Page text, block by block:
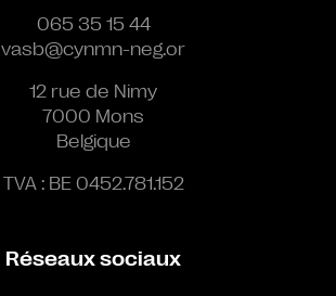
065 35 15 44
vasb@cynmn-neg.or
12 rue de Nimy
7000 Mons
Belgique
TVA : BE 0452.781.152
Réseaux sociaux